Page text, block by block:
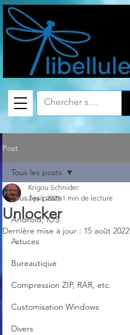
Post
Tous les posts
Android, iOS
Astuces
Bureautique
Compression ZIP, RAR, etc.
Customisation Windows
Divers
Tous les posts
Unlocker
Krigou Schnider
2 juil. 2021 1 min de lecture
Dernière mise à jour : 15 août 2022